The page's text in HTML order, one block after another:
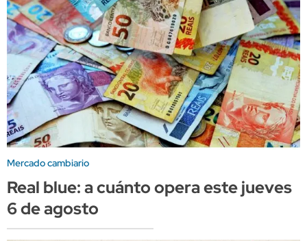
Mercado cambiario
Real blue: a cuánto opera este jueves
6 de agosto